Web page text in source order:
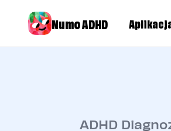
Numo ADHD
ADHD